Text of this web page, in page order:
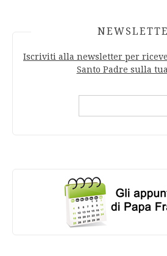
Iscriviti alla newsletter per
Santo Padre sulla